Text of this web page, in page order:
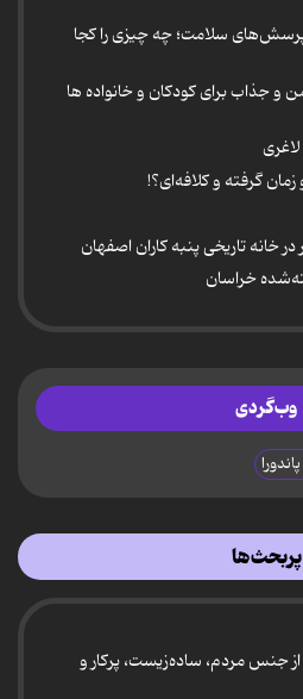
پرسش‌های سلامت؛ چه چیزی را کجا
و جذاب برای کودکان و خانواده ها
گرفته و کلافه‌ای؟!
خانه تاریخی پنبه کاران اصفهان
خراسان
وب‌گردی
پربحث‌ها
جنس مردم، ساده‌زیست، پرکار و